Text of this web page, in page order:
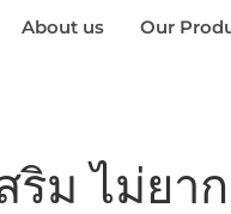
About us Our
ริม ไม่ยา